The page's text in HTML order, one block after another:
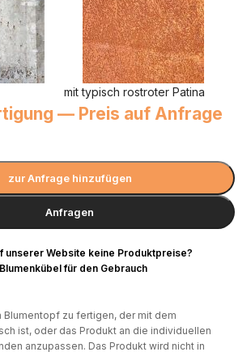
mit typisch rostroter Patina
— Preis auf Anfrage
zur Anfrage hinzufügen
Anfragen
unserer Website keine Produktpreise?
für den Gebrauch
Blumentopf zu fertigen, der mit dem
ist, oder das Produkt an die individuellen
anzupassen. Das Produkt wird nicht in